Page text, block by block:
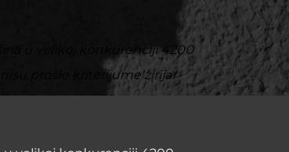
u velikoj konkurenciji 4200
prošle kriterijume žirija.